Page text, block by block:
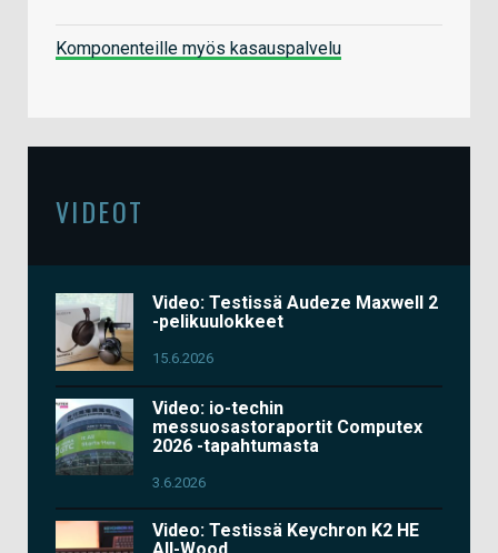
Komponenteille myös kasauspalvelu
VIDEOT
Video: Testissä Audeze Maxwell 2
-pelikuulokkeet
15.6.2026
Video: io-techin
messuosastoraportit Computex
2026 -tapahtumasta
3.6.2026
Video: Testissä Keychron K2 HE